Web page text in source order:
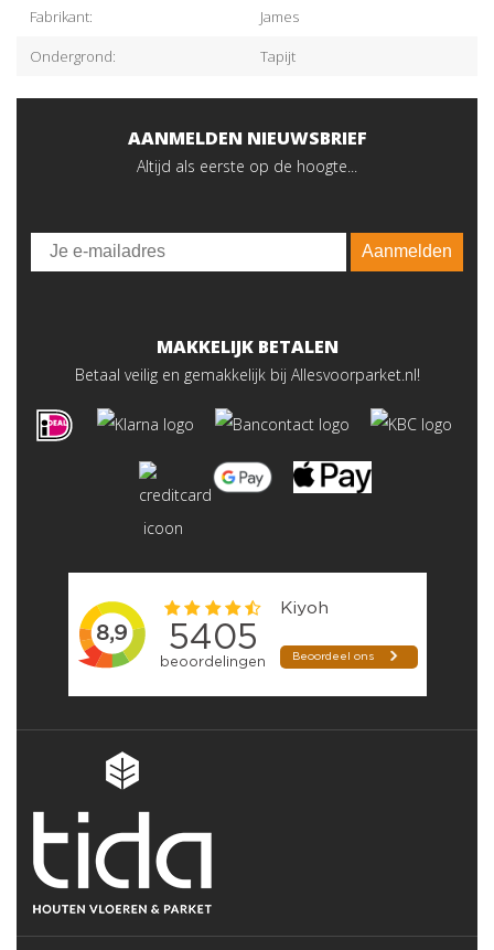
Fabrikant:
James
Ondergrond:
Tapijt
AANMELDEN NIEUWSBRIEF
Altijd als eerste op de hoogte...
Email
Aanmelden
MAKKELIJK BETALEN
Betaal veilig en gemakkelijk bij Allesvoorparket.nl!